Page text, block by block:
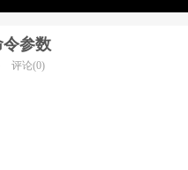
参数
评论(0)